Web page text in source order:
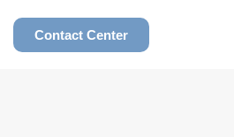
Contact Center